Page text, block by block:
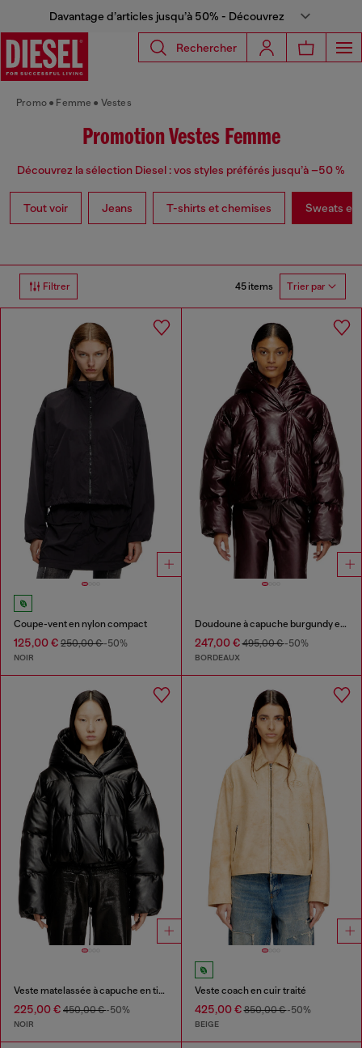
Davantage d’articles jusqu’à 50% - Découvrez
Rechercher
Promo Femme Vestes
Promotion Vestes Femme
Découvrez la sélection Diesel : vos styles préférés jusqu’à –50 %
Tout voir Jeans T-shirts et chemises Sweats et
Filtrer 45 items Trier par
Coupe-vent en nylon compact
125,00 € 250,00 €-50%
NOIR
Doudoune à capuche burgundy en tissu enduit
247,00 €495,00 €-50%
BORDEAUX
Veste matelassée à capuche en tissu enduit
225,00 € 450,00 €-50%
NOIR
Veste coach en cuir traité
425,00 €850,00 €-50%
BEIGE